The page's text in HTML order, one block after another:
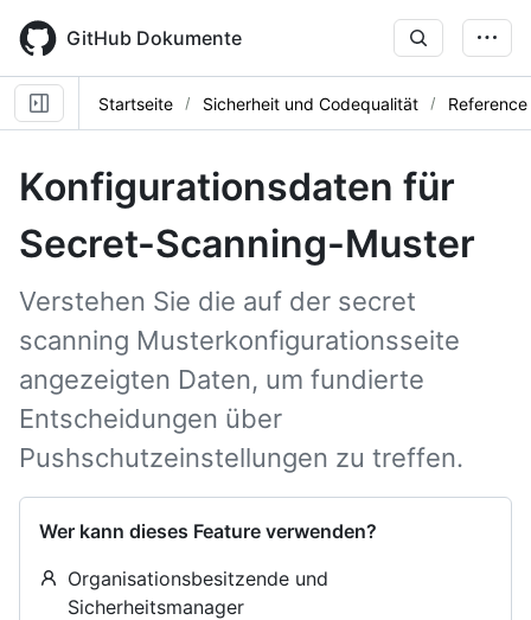
main
content
GitHub Dokumente
Startseite Sicherheit und Codequalität Reference
Konfigurationsdaten für
Secret-Scanning-Muster
Verstehen Sie die auf der secret
scanning Musterkonfigurationsseite
angezeigten Daten, um fundierte
Entscheidungen über
Pushschutzeinstellungen zu treffen.
Wer kann dieses Feature verwenden?
Organisationsbesitzende und
Sicherheitsmanager